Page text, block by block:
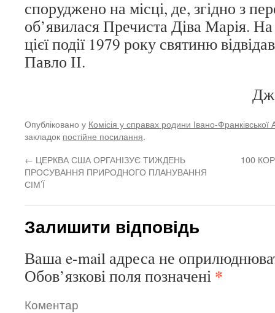
споруджено на місці, де, згідно з
об’явилася Пречиста Діва Марія. На
цієї події 1979 року святиню
Павло ІІ.
Опубліковано у Комісія у справах родини Івано-Франківської
закладок постійне посилання.
← ЦЕРКВА США ОРГАНІЗУЄ ТИЖДЕНЬ
ПРОСУВАННЯ ПРИРОДНОГО ПЛАНУВАННЯ
СІМ’Ї
100
Залишити відповідь
Ваша e-mail адреса не
Обов’язкові поля позначені *
Коментар